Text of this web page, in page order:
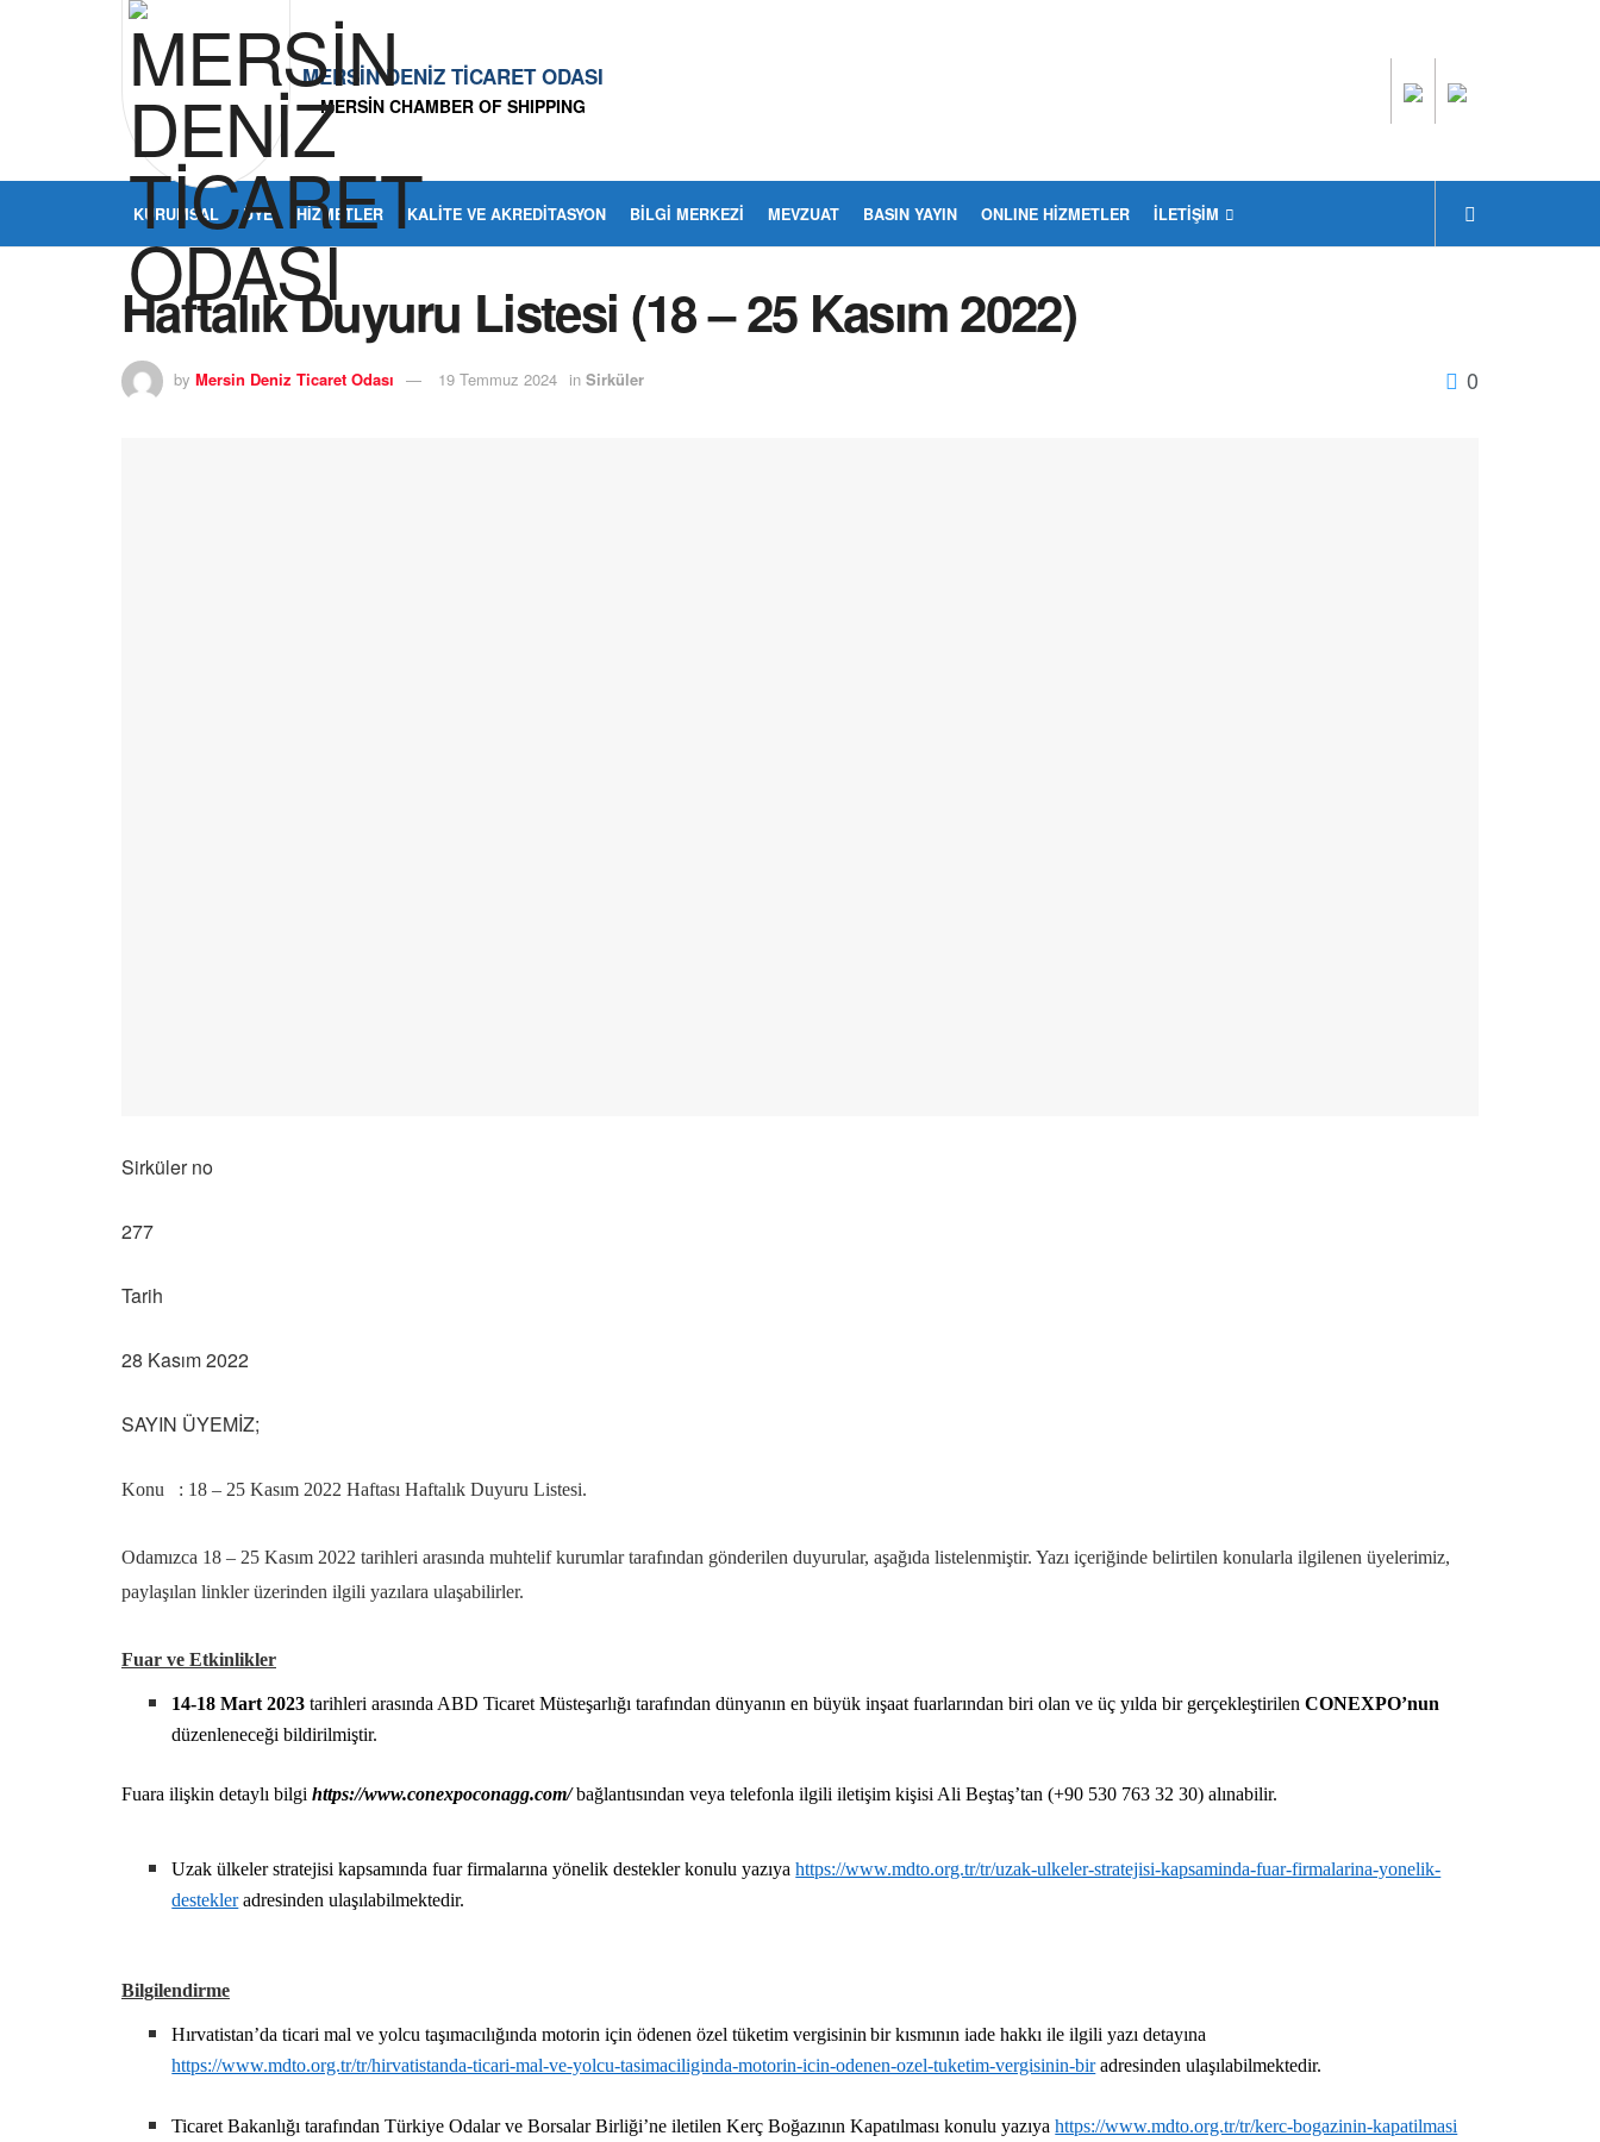
MERSİN DENİZ TİCARET ODASI
MERSİN CHAMBER OF SHIPPING
KURUMSAL ÜYE HIZMETLER KALITE VE AKREDITASYON BİLGİ MERKEZİ MEVZUAT BASIN YAYIN ONLINE HİZMETLER İLETIŞIM
Haftalık Duyuru Listesi (18 – 25 Kasım 2022)
by Mersin Deniz Ticaret Odası 19 Temmuz 2024 in Sirküler 0
Sirküler no
277
Tarih
28 Kasım 2022
SAYIN ÜYEMİZ;
Konu : 18 – 25 Kasım 2022 Haftası Haftalık Duyuru Listesi.
Odamızca 18 – 25 Kasım 2022 tarihleri arasında muhtelif kurumlar tarafından gönderilen duyurular, aşağıda listelenmiştir. Yazı içeriğinde belirtilen konularla ilgilenen üyelerimiz,
paylaşılan linkler üzerinden ilgili yazılara ulaşabilirler.
Fuar ve Etkinlikler
14-18 Mart 2023tarihleri arasında ABD Ticaret Müsteşarlığı tarafından dünyanın en büyük inşaat fuarlarından biri olan ve üç yılda bir gerçekleştirilenCONEXPO’nun
düzenleneceği bildirilmiştir.
Fuara ilişkin detaylı bilgi https://www.conexpoconagg.com/bağlantısından veya telefonla ilgili iletişim kişisi Ali Beştaş’tan (+90 530 763 32 30) alınabilir.
Uzak ülkeler stratejisi kapsamında fuar firmalarına yönelik destekler konulu yazıyahttps://www.mdto.org.tr/tr/uzak-ulkeler-stratejisi-kapsaminda-fuar-firmalarina-yonelik-
destekleradresinden ulaşılabilmektedir.
Bilgilendirme
Hırvatistan’da ticari mal ve yolcu taşımacılığında motorin için ödenen özel tüketim vergisinin bir kısmının iade hakkı ile ilgili yazı detayına
https://www.mdto.org.tr/tr/hirvatistanda-ticari-mal-ve-yolcu-tasimaciliginda-motorin-icin-odenen-ozel-tuketim-vergisinin-biradresinden ulaşılabilmektedir.
Ticaret Bakanlığı tarafından Türkiye Odalar ve Borsalar Birliği’ne iletilen Kerç Boğazının Kapatılması konulu yazıyahttps://www.mdto.org.tr/tr/kerc-bogazinin-kapatilmasi